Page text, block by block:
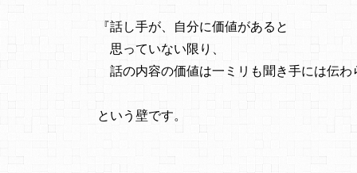
『話し手が、自分に価値があると
思っていない限り、
話の内容の価値は一ミリも聞き手には伝わ
という壁です。